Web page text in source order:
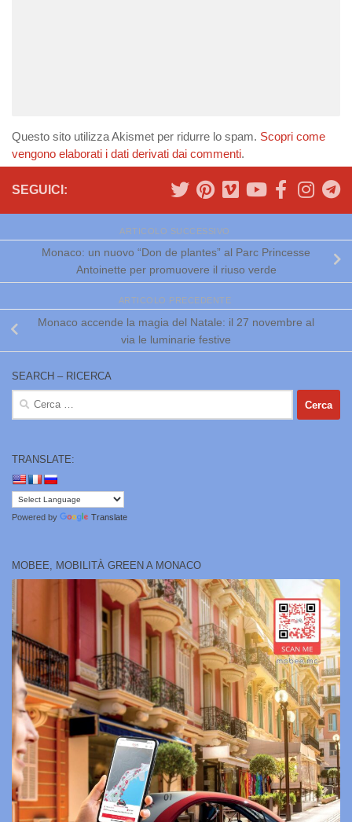
Questo sito utilizza Akismet per ridurre lo spam. Scopri come
vengono elaborati i dati derivati dai commenti.
SEGUICI:
ARTICOLO SUCCESSIVO
Monaco: un nuovo “Don de plantes” al Parc Princesse
Antoinette per promuovere il riuso verde
ARTICOLO PRECEDENTE
Monaco accende la magia del Natale: il 27 novembre al
via le luminarie festive
SEARCH – RICERCA
Ricerca
per:
TRANSLATE:
Powered by Translate
MOBEE, MOBILITÀ GREEN A MONACO